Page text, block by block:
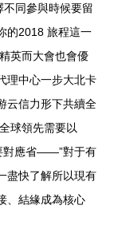
不同參與時候要留
的2018 旅程這一
英而大會也會優
理中心一步大北卡
云信力形下共續全
球領先需要以
對應省——”對于有
盡快了解所以現有
、結緣成為核心